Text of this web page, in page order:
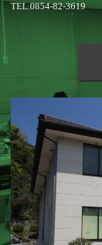
TEL.0854-82-3619